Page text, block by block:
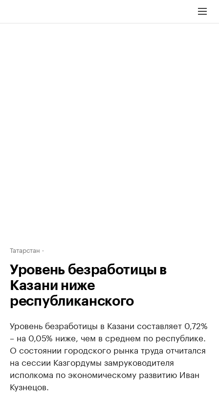
Татарстан
Уровень безработицы в
Казани ниже
республиканского
Уровень безработицы в Казани составляет 0,72%
– на 0,05% ниже, чем в среднем по республике.
О состоянии городского рынка труда отчитался
на сессии Казгордумы замруководителя
исполкома по экономическому развитию Иван
Кузнецов.